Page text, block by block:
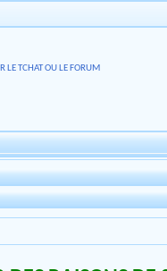
LE TCHAT OU LE FORUM